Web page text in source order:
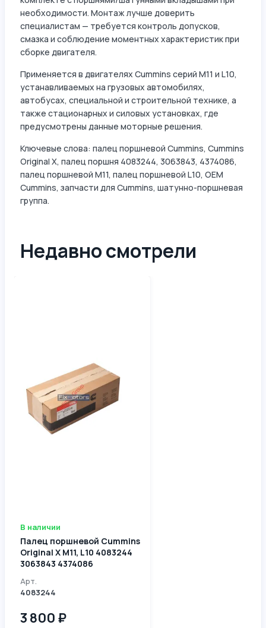
необходимости. Монтаж лучше доверить
специалистам — требуется контроль допусков,
смазка и соблюдение моментных характеристик при
сборке двигателя.
Применяется в двигателях Cummins серий M11 и L10,
устанавливаемых на грузовых автомобилях,
автобусах, специальной и строительной технике, а
также стационарных и силовых установках, где
предусмотрены данные моторные решения.
Ключевые слова: палец поршневой Cummins, Cummins
Original X, палец поршня 4083244, 3063843, 4374086,
палец поршневой M11, палец поршневой L10, OEM
Cummins, запчасти для Cummins, шатунно-поршневая
группа.
Недавно смотрели
В наличии
Палец поршневой Cummins
Original X M11, L10 4083244
3063843 4374086
Арт.
4083244
3 800 ₽